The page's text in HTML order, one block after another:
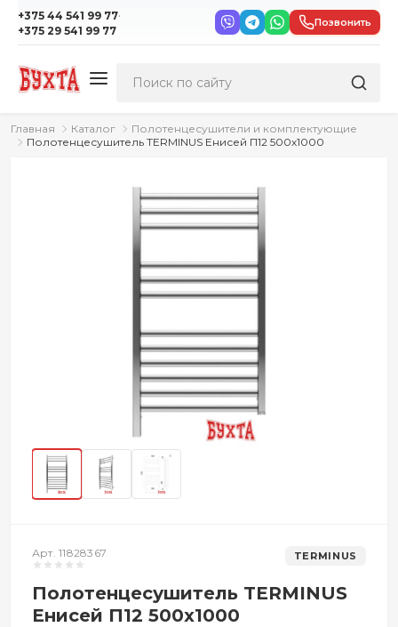
+375 44 541 99 77·
+375 29 541 99 77
Позвонить
Главная Каталог
Полотенцесушители и комплектующие
Полотенцесушитель TERMINUS Енисей П12 500х1000
Арт. 11828367 TERMINUS
Полотенцесушитель TERMINUS
Енисей П12 500х1000